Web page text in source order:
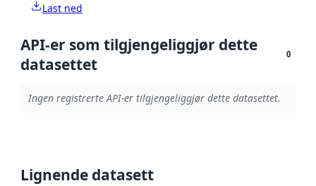
Last ned
API-er som tilgjengeliggjør dette
datasettet
0
Ingen registrerte API-er tilgjengeliggjør dette datasettet.
Lignende datasett